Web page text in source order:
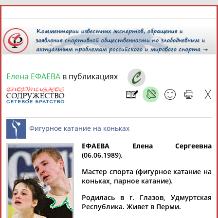
9 августа 2026 года,17:10
1персона
Елена
ЕФАЕВА
Ваш запрос: "Елена ЕФАЕВА"
Елена ЕФАЕВА в публикациях
Фигурное катание на коньках
ЕФАЕВА Елена Сергеевна
(06.06.1989).
Мастер спорта (фигурное катание на
коньках, парное катание).
Родилась в г. Глазов, Удмуртская
Республика. Живет в Перми.